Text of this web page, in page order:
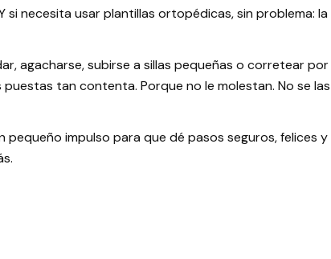
si necesita usar plantillas ortopédicas, sin problema: la
agacharse, subirse a sillas pequeñas o corretear por
puestas tan contenta. Porque no le molestan. No se las
impulso para que dé pasos seguros, felices y